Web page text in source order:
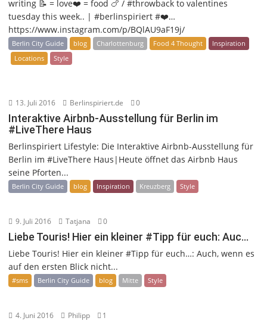
writing 📝 = love❤️ = food 🍗 / #throwback to valentines
tuesday this week.. | #berlinspiriert #❤️…
https://www.instagram.com/p/BQlAU9aF19j/
Berlin City Guide blog Charlottenburg Food 4 Thought
Inspiration
Locations
Style
13. Juli 2016 Berlinspiriert.de 0
Interaktive Airbnb-Ausstellung für Berlin im
#LiveThere Haus
Berlinspiriert Lifestyle: Die Interaktive Airbnb-Ausstellung für
Berlin im #LiveThere Haus|Heute öffnet das Airbnb Haus
seine Pforten...
Berlin City Guide blog Inspiration Kreuzberg Style
9. Juli 2016 Tatjana 0
Liebe Touris! Hier ein kleiner #Tipp für euch: Auc…
Liebe Touris! Hier ein kleiner #Tipp für euch…: Auch, wenn es
auf den ersten Blick nicht...
#sms Berlin City Guide blog Mitte Style
4. Juni 2016 Philipp 1